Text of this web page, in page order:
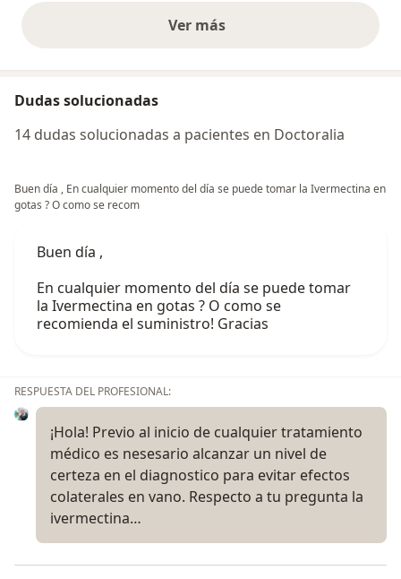
Ver másopiniones anteriores
Dudas solucionadas
14 dudas solucionadas a pacientes en Doctoralia
Buen día , En cualquier momento del día se puede tomar la Ivermectina en
gotas ? O como se recom
Buen día ,
En cualquier momento del día se puede tomar
la Ivermectina en gotas ? O como se
recomienda el suministro! Gracias
RESPUESTA DEL PROFESIONAL:
¡Hola! Previo al inicio de cualquier tratamiento
médico es nesesario alcanzar un nivel de
certeza en el diagnostico para evitar efectos
colaterales en vano. Respecto a tu pregunta la
ivermectina…